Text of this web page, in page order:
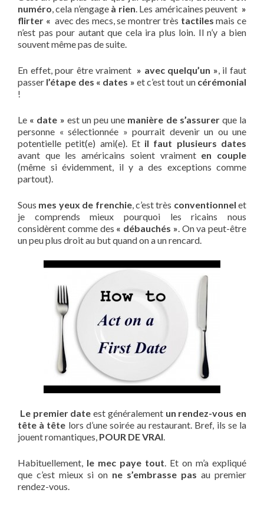
numéro, cela n’engageà rien. Les américaines peuvent »
flirter « avec des mecs, se montrer très tactiles mais ce
n’est pas pour autant que cela ira plus loin. Il n’y a bien
souvent même pas de suite.
En effet, pour être vraiment » avec quelqu’un », il faut
passer l’étape des « dates » et c’est tout un cérémonial
!
Le « date » est un peu une manière de s’assurerque la
personne « sélectionnée » pourrait devenir un ou une
potentielle petit(e) ami(e). Et il faut plusieurs dates
avant que les américains soient vraiment en couple
(même si évidemment, il y a des exceptions comme
partout).
Sous mes yeux de frenchie, c’est très conventionnel et
je comprends mieux pourquoi les ricains nous
considèrent comme des « débauchés ». On va peut-être
un peu plus droit au but quand on a un rencard.
Le premier date est généralementun rendez-vous en
tête à tête lors d’une soirée au restaurant. Bref, ils se la
jouent romantiques, POUR DE VRAI.
Habituellement, le mec paye tout. Et on m’a expliqué
que c’est mieux si on ne s’embrasse pas au premier
rendez-vous.